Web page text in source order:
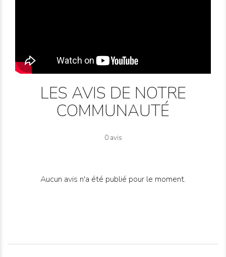
LES AVIS DE NOTRE
COMMUNAUTÉ
0 avis
Aucun avis n'a été publié pour le moment.